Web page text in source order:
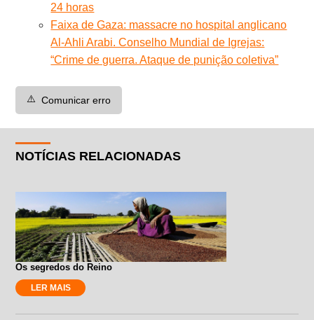
24 horas
Faixa de Gaza: massacre no hospital anglicano
Al-Ahli Arabi. Conselho Mundial de Igrejas:
“Crime de guerra. Ataque de punição coletiva”
⚠️ Comunicar erro
NOTÍCIAS RELACIONADAS
Os segredos do Reino
LER MAIS